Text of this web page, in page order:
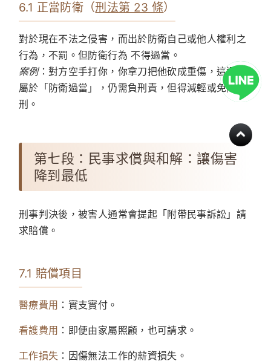
6.1 正當防衛（刑法第 23 條）
對於現在不法之侵害，而出於防衛自己或他人權利之
行為，不罰。但防衛行為 不得過當。
案例：對方空手打你，你拿刀把他砍成重傷，這通常
屬於「防衛過當」，仍需負刑責，但得減輕或免除其
刑。
第七段：民事求償與和解：讓傷害
降到最低
刑事判決後，被害人通常會提起「附帶民事訴訟」請
求賠償。
7.1 賠償項目
醫療費用 ：實支實付。
看護費用 ：即便由家屬照顧，也可請求。
工作損失 ：因傷無法工作的薪資損失。